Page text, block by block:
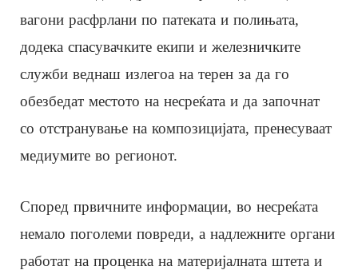
вагони расфрлани по патеката и полињата,
додека спасувачките екипи и железничките
служби веднаш излегоа на терен за да го
обезбедат местото на несреќата и да започнат
со отстранување на композицијата, пренесуваат
медиумите во регионот.
Според првичните информации, во несреќата
немало поголеми повреди, а надлежните органи
работат на проценка на материјалната штета и